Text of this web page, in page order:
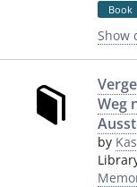
Book
Show
Weg
by